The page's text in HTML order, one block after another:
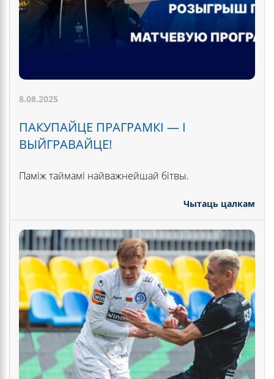
8.08.2025
ПАКУПАЙЦЕ ПРАГРАМКІ — І
ВЫЙГРАВАЙЦЕ!
Паміж таймамі найважнейшай бітвы.
Чытаць цалкам